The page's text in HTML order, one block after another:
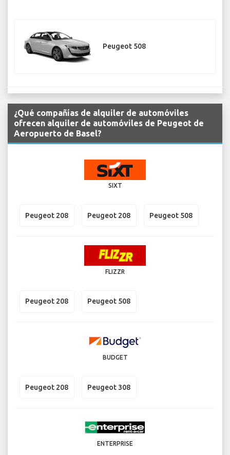
Peugeot 508
¿Qué compañías de alquiler de automóviles
ofrecen alquiler de automóviles de Peugeot de
Aeropuerto de Basel?
SIXT
Peugeot 208 Peugeot 208 Peugeot 508
FLIZZR
Peugeot 208 Peugeot 508
BUDGET
Peugeot 208 Peugeot 308
ENTERPRISE